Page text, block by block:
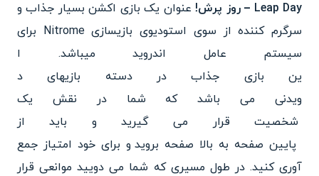
Leap Day – روز پرش!
عنوان یک بازی اکشن بسیار جذاب و
سرگرم کننده از سوی
استودیوی بازیسازی Nitrome برای
سیستم عامل اندروید میباشد. ا
ین بازی جذاب در دسته بازیهای د
ویدنی می باشد که شما در نقش یک
شخصیت قرار می گیرید و باید از
پایین صفحه به بالا صفحه بروید و برای خود امتیاز جمع
آوری کنید. در طول مسیری که شما می دویید موانعی قرار